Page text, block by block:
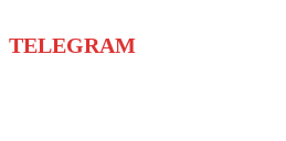
TELEGRAM